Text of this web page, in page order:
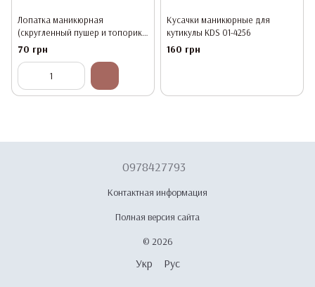
Лопатка маникюрная
(скругленный пушер и топорик)
KDS 01-4281, 120 мм
70 грн
Кусачки маникюрные для
кутикулы KDS 01-4256
160 грн
0978427793
Контактная информация
Полная версия сайта
© 2026
Укр Рус